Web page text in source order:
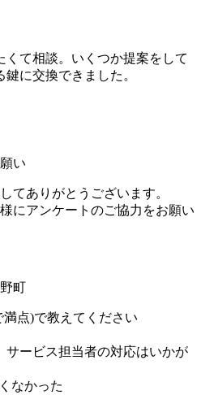
くて相談。いくつか提案をして
に交換できました。
い
てありがとうございます。
にアンケートのご協力をお願い
町
点)で教えてください
サービス担当者の対応はいかが
なかった